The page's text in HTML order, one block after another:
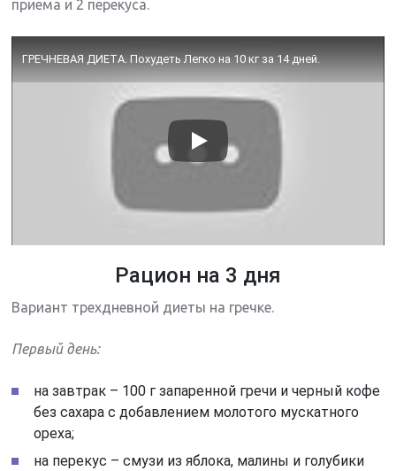
приема и 2 перекуса.
ГРЕЧНЕВАЯ ДИЕТА. Похудеть Легко на 10 кг за 14 дней.
Рацион на 3 дня
Вариант трехдневной диеты на гречке.
Первый день:
на завтрак – 100 г запаренной гречи и черный кофе
без сахара с добавлением молотого мускатного
ореха;
на перекус – смузи из яблока, малины и голубики